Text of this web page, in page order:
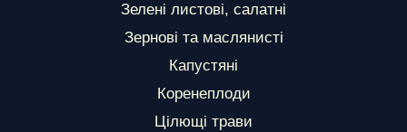
Зелені листові, салатні
Зернові та маслянисті
Капустяні
Коренеплоди
Цілющі трави